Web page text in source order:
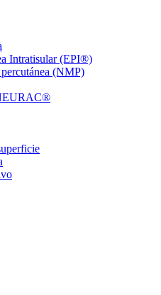
Intratisular (EPI®)
(NMP)